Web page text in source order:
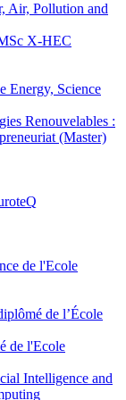
Air, Pollution and
X-HEC
Energy, Science
Renouvelables :
(Master)
de l'Ecole
de l’École
de l'Ecole
Intelligence and